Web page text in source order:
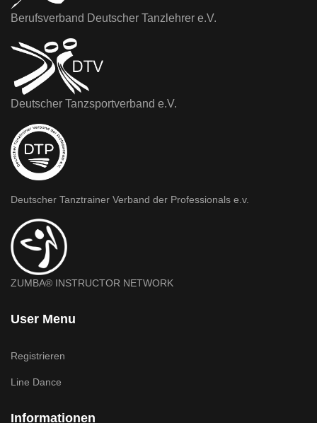
Berufsverband Deutscher Tanzlehrer e.V.
Deutscher Tanzsportverband e.V.
Deutscher Tanztrainer Verband der Professionals e.v.
ZUMBA® INSTRUCTOR NETWORK
User Menu
Registrieren
Line Dance
Informationen